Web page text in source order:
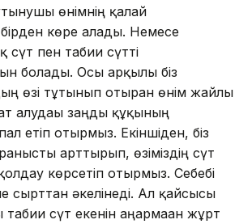
өнімнің қалай
бірден көре алады. Немесе
сүт пен табиғи сүтті
болады. Осы арқылы біз
өзі тұтынып отырған өнім жайлы
алудағы заңды құқының
етіп отырмыз. Екіншіден, біз
арттырып, өзіміздің сүт
көрсетіп отырмыз. Себебі
сырттан әкелінеді. Ал қайсысы
сүт екенін аңғармаған жұрт